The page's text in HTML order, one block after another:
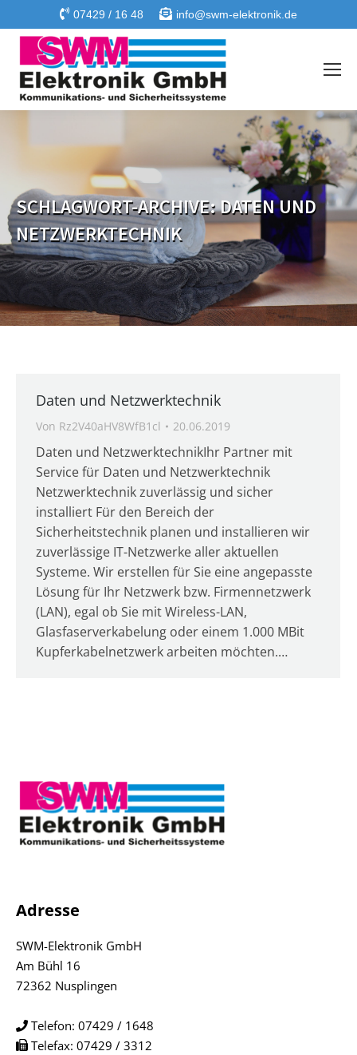
07429 / 16 48 info@swm-elektronik.de
SCHLAGWORT-ARCHIVE:DATEN UND
NETZWERKTECHNIK
Sie befinden sich hier:
Daten und Netzwerktechnik
Von Rz2V40aHV8WfB1cl 20.06.2019
Daten und NetzwerktechnikIhr Partner mit
Service für Daten und Netzwerktechnik
Netzwerktechnik zuverlässig und sicher
installiert Für den Bereich der
Sicherheitstechnik planen und installieren wir
zuverlässige IT-Netzwerke aller aktuellen
Systeme. Wir erstellen für Sie eine angepasste
Lösung für Ihr Netzwerk bzw. Firmennetzwerk
(LAN), egal ob Sie mit Wireless-LAN,
Glasfaserverkabelung oder einem 1.000 MBit
Kupferkabelnetzwerk arbeiten möchten.…
Adresse
SWM-Elektronik GmbH
Am Bühl 16
72362 Nusplingen
Telefon: 07429 / 1648
Telefax: 07429 / 3312